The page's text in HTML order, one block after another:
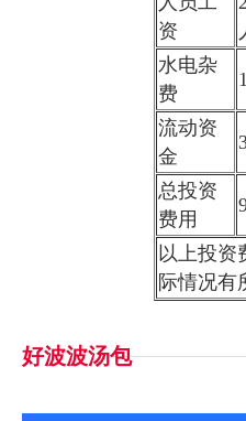
资
水电杂
费
流动资
金
总投资
费用
以上投资
际情况有
好波波汤包